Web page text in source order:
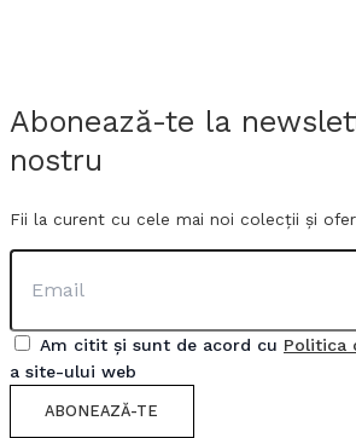
Abonează-te la
nostru
Fii la curent cu cele mai noi colecții și
Am citit și sunt de acord cu Politica
a site-ului web
ABONEAZĂ-TE